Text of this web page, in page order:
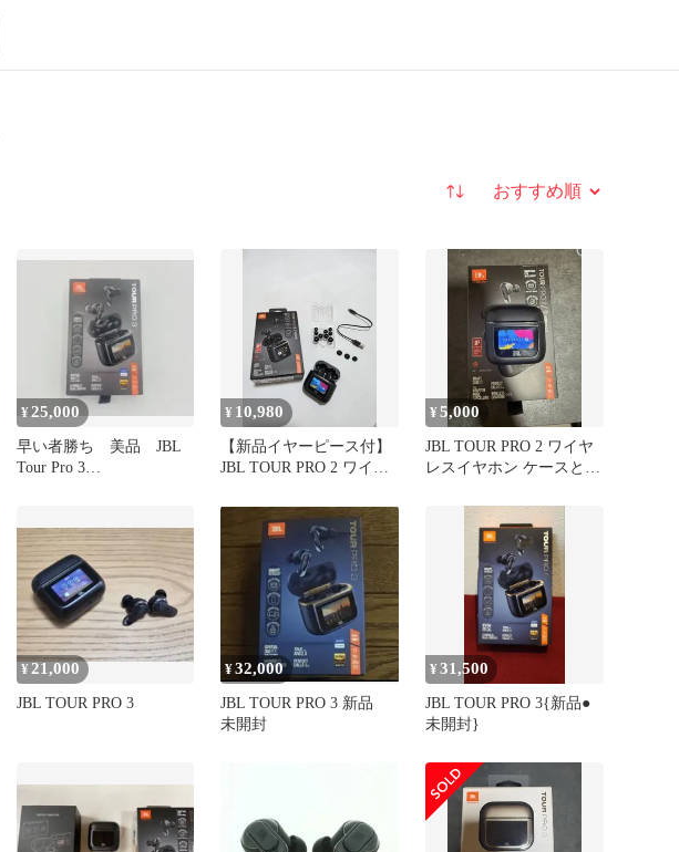
並び替え
¥25,000
早い者勝ち 美品 JBL
Tour Pro 3
¥ 10,980
【新品イヤーピース付】
JBL TOUR PRO 2 ワイヤ
¥5,000
JBL TOUR PRO 2 ワイヤ
レスイヤホン ケースと片
¥ 21,000
JBL TOUR PRO 3
¥32,000
JBL TOUR PRO 3 新品
未開封
¥31,500
JBL TOUR PRO 3{新品●
未開封}